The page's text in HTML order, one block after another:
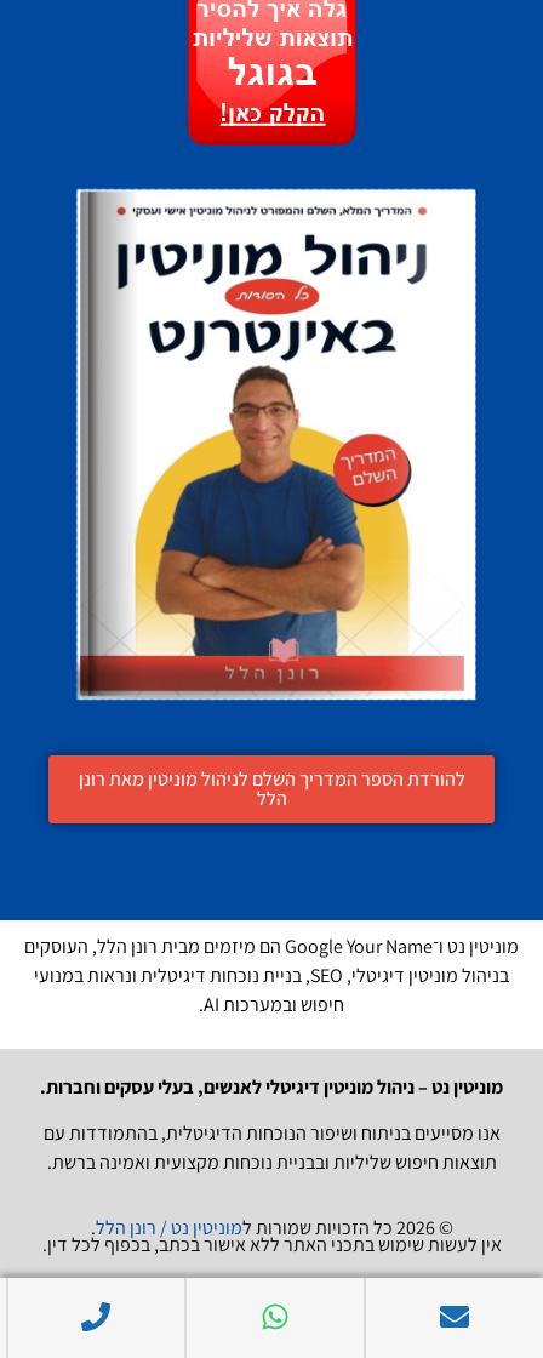
להורדת הספר המדריך השלם לניהול מוניטין מאת רונן
הלל
מוניטין נט ו־Google Your Name הם מיזמים מבית רונן הלל, העוסקים
בניהול מוניטין דיגיטלי, SEO, בניית נוכחות דיגיטלית ונראות במנועי
חיפוש ובמערכות AI.
מוניטין נט – ניהול מוניטין דיגיטלי לאנשים, בעלי עסקים וחברות.
אנו מסייעים בניתוח ושיפור הנוכחות הדיגיטלית, בהתמודדות עם
תוצאות חיפוש שליליות ובבניית נוכחות מקצועית ואמינה ברשת.
© 2026 כל הזכויות שמורות ל מוניטין נט / רונן הלל.
אין לעשות שימוש בתכני האתר ללא אישור בכתב, בכפוף לכל דין.